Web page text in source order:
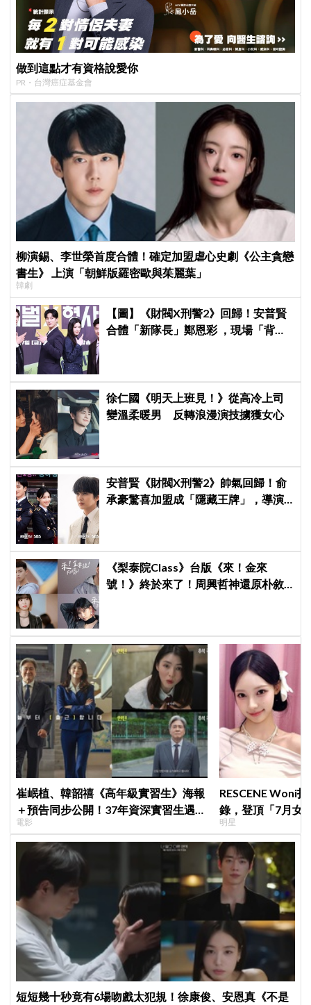
做到這點才有資格說愛你
PR・台灣癌症基金會
柳演錫、李世榮首度合體！確定加盟虐心史劇《公主貪戀
書生》 上演「朝鮮版羅密歐與茱麗葉」
韓劇
【圖】《財閥X刑警2》回歸！安普賢
合體「新隊長」鄭恩彩 ，現場「背靠
徐仁國《明天上班見！》從高冷上司
變溫柔暖男 反轉浪漫演技擄獲女心
安普賢《財閥X刑警2》帥氣回歸！俞
承豪驚喜加盟成「隱藏王牌」，導演
《梨泰院Class》台版《來！金來
號！》終於來了！周興哲神還原朴敘
崔岷植、韓韶禧《高年級實習生》海報
＋預告同步公開！37年資深實習生遇上
美女CEO
電影
RESCENE Woni
錄，登頂「7月女
榜」！魔性迷因
傳、逆襲Melon第
明星
短短幾十秒竟有6場吻戲太犯規！徐康俊、安恩真《不是